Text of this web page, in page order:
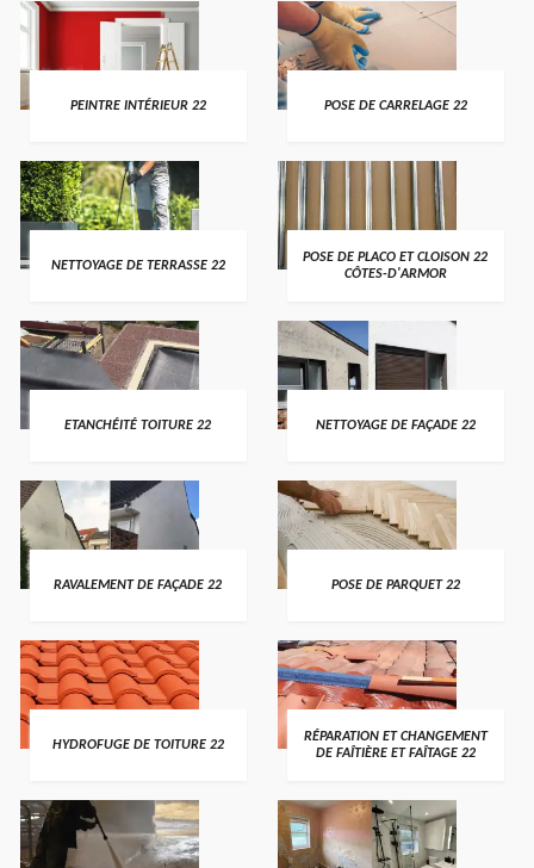
PEINTRE INTÉRIEUR 22 POSE DE CARRELAGE 22
NETTOYAGE DE TERRASSE 22
POSE DE PLACO ET CLOISON 22
CÔTES-D'ARMOR
ETANCHÉITÉ TOITURE 22 NETTOYAGE DE FAÇADE 22
RAVALEMENT DE FAÇADE 22 POSE DE PARQUET 22
HYDROFUGE DE TOITURE 22
RÉPARATION ET CHANGEMENT
DE FAÎTIÈRE ET FAÎTAGE 22